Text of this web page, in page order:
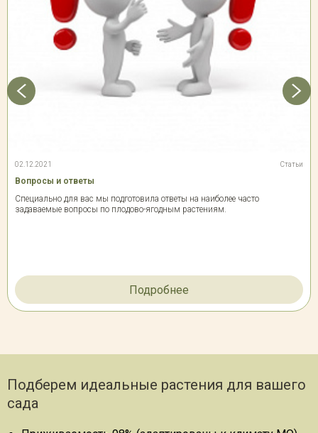
02.12.2021 Статьи
Вопросы и ответы
Специально для вас мы подготовила ответы на наиболее часто
задаваемые вопросы по плодово-ягодным растениям.
Подробнее
Подберем идеальные растения для вашего
сада